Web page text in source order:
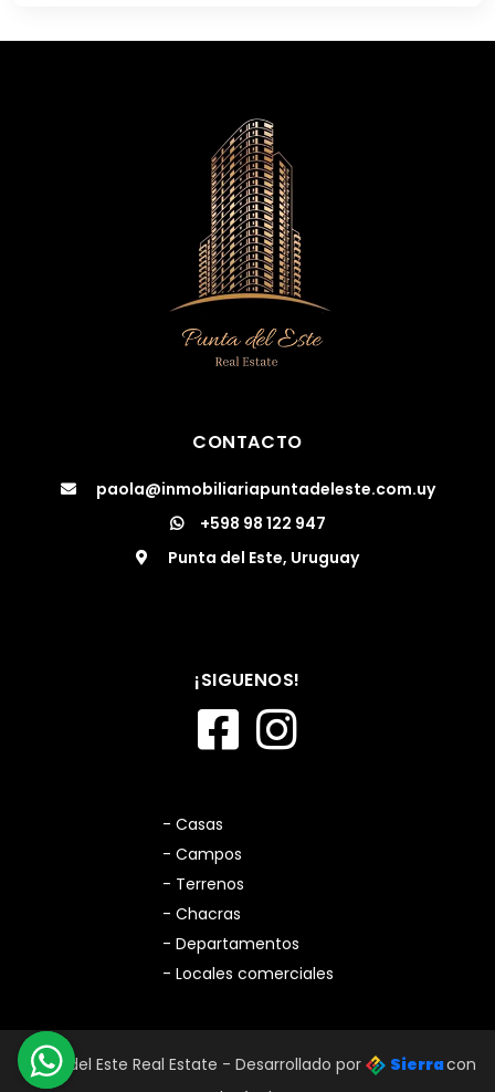
CONTACTO
paola@inmobiliariapuntadeleste.com.uy
+598 98 122 947
Punta del Este, Uruguay
¡SIGUENOS!
- Casas
- Campos
- Terrenos
- Chacras
- Departamentos
- Locales comerciales
Punta del Este Real Estate - Desarrollado por Sierracon